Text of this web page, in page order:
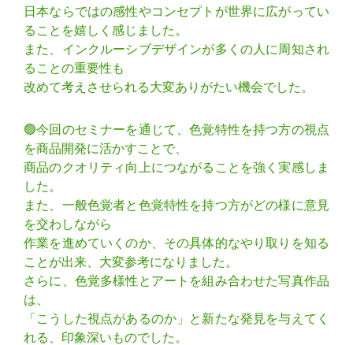
日本ならではの感性やコンセプトが世界に広がってい
ることを嬉しく感じました。
また、インクルーシブデザインが多くの人に周知され
ることの重要性も
改めて考えさせられる大変ありがたい機会でした。
🟢今回のセミナーを通じて、色覚特性を持つ方の視点
を商品開発に活かすことで、
商品のクオリティ向上につながることを強く実感しま
した。
また、一般色覚者と色覚特性を持つ方がどの様に意見
を交わしながら
作業を進めていくのか、その具体的なやり取りを知る
ことが出来、大変参考になりました。
さらに、色覚多様性とアートを組み合わせた写真作品
は、
「こうした視点があるのか」と新たな発見を与えてく
れる、印象深いものでした。